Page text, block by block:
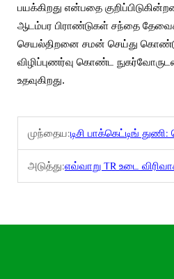
பயக்கிறது என்பதை
ஆடம்பர பிராண்டுகள் சந்தை
செயல்திறனை சமன் செய்து
விழிப்புணர்வு கொண்ட
உதவுகிறது.
முந்தைய:டிசி பாக்கெட்டிங் துணி: செயல்பாடு மற்றும்
அடுத்து:எவ்வாறு TR உடை விரிவாக்கத் துணி